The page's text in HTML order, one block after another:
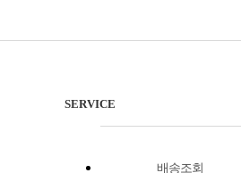
SERVICE
배송조회